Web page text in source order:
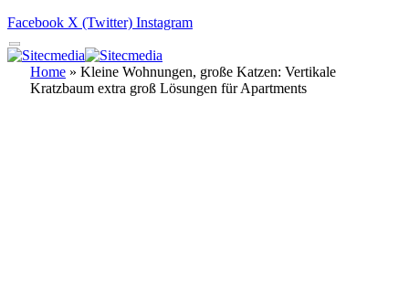
Facebook X (Twitter) Instagram
Home » Kleine Wohnungen, große Katzen: Vertikale
Kratzbaum extra groß Lösungen für Apartments